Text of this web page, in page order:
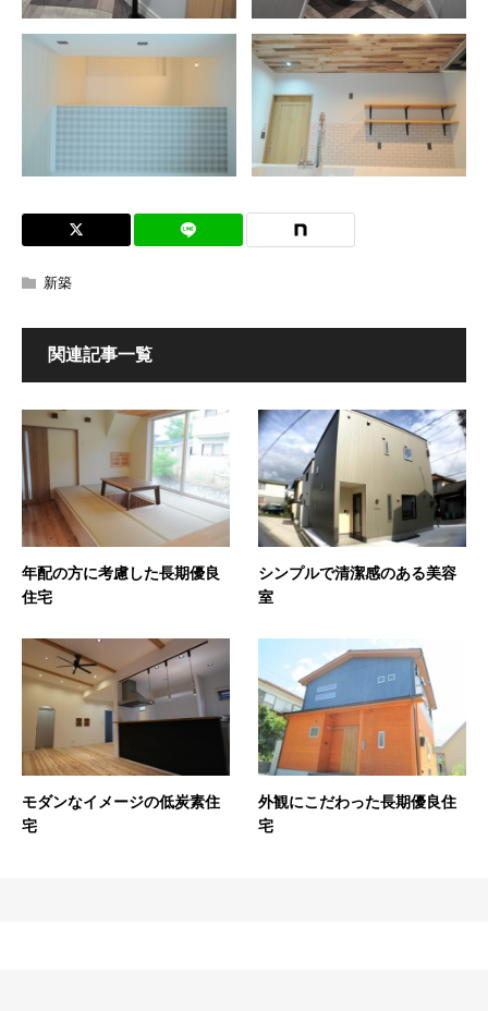
新築
関連記事一覧
年配の方に考慮した長期優良
住宅
シンプルで清潔感のある美容
室
モダンなイメージの低炭素住
宅
外観にこだわった長期優良住
宅